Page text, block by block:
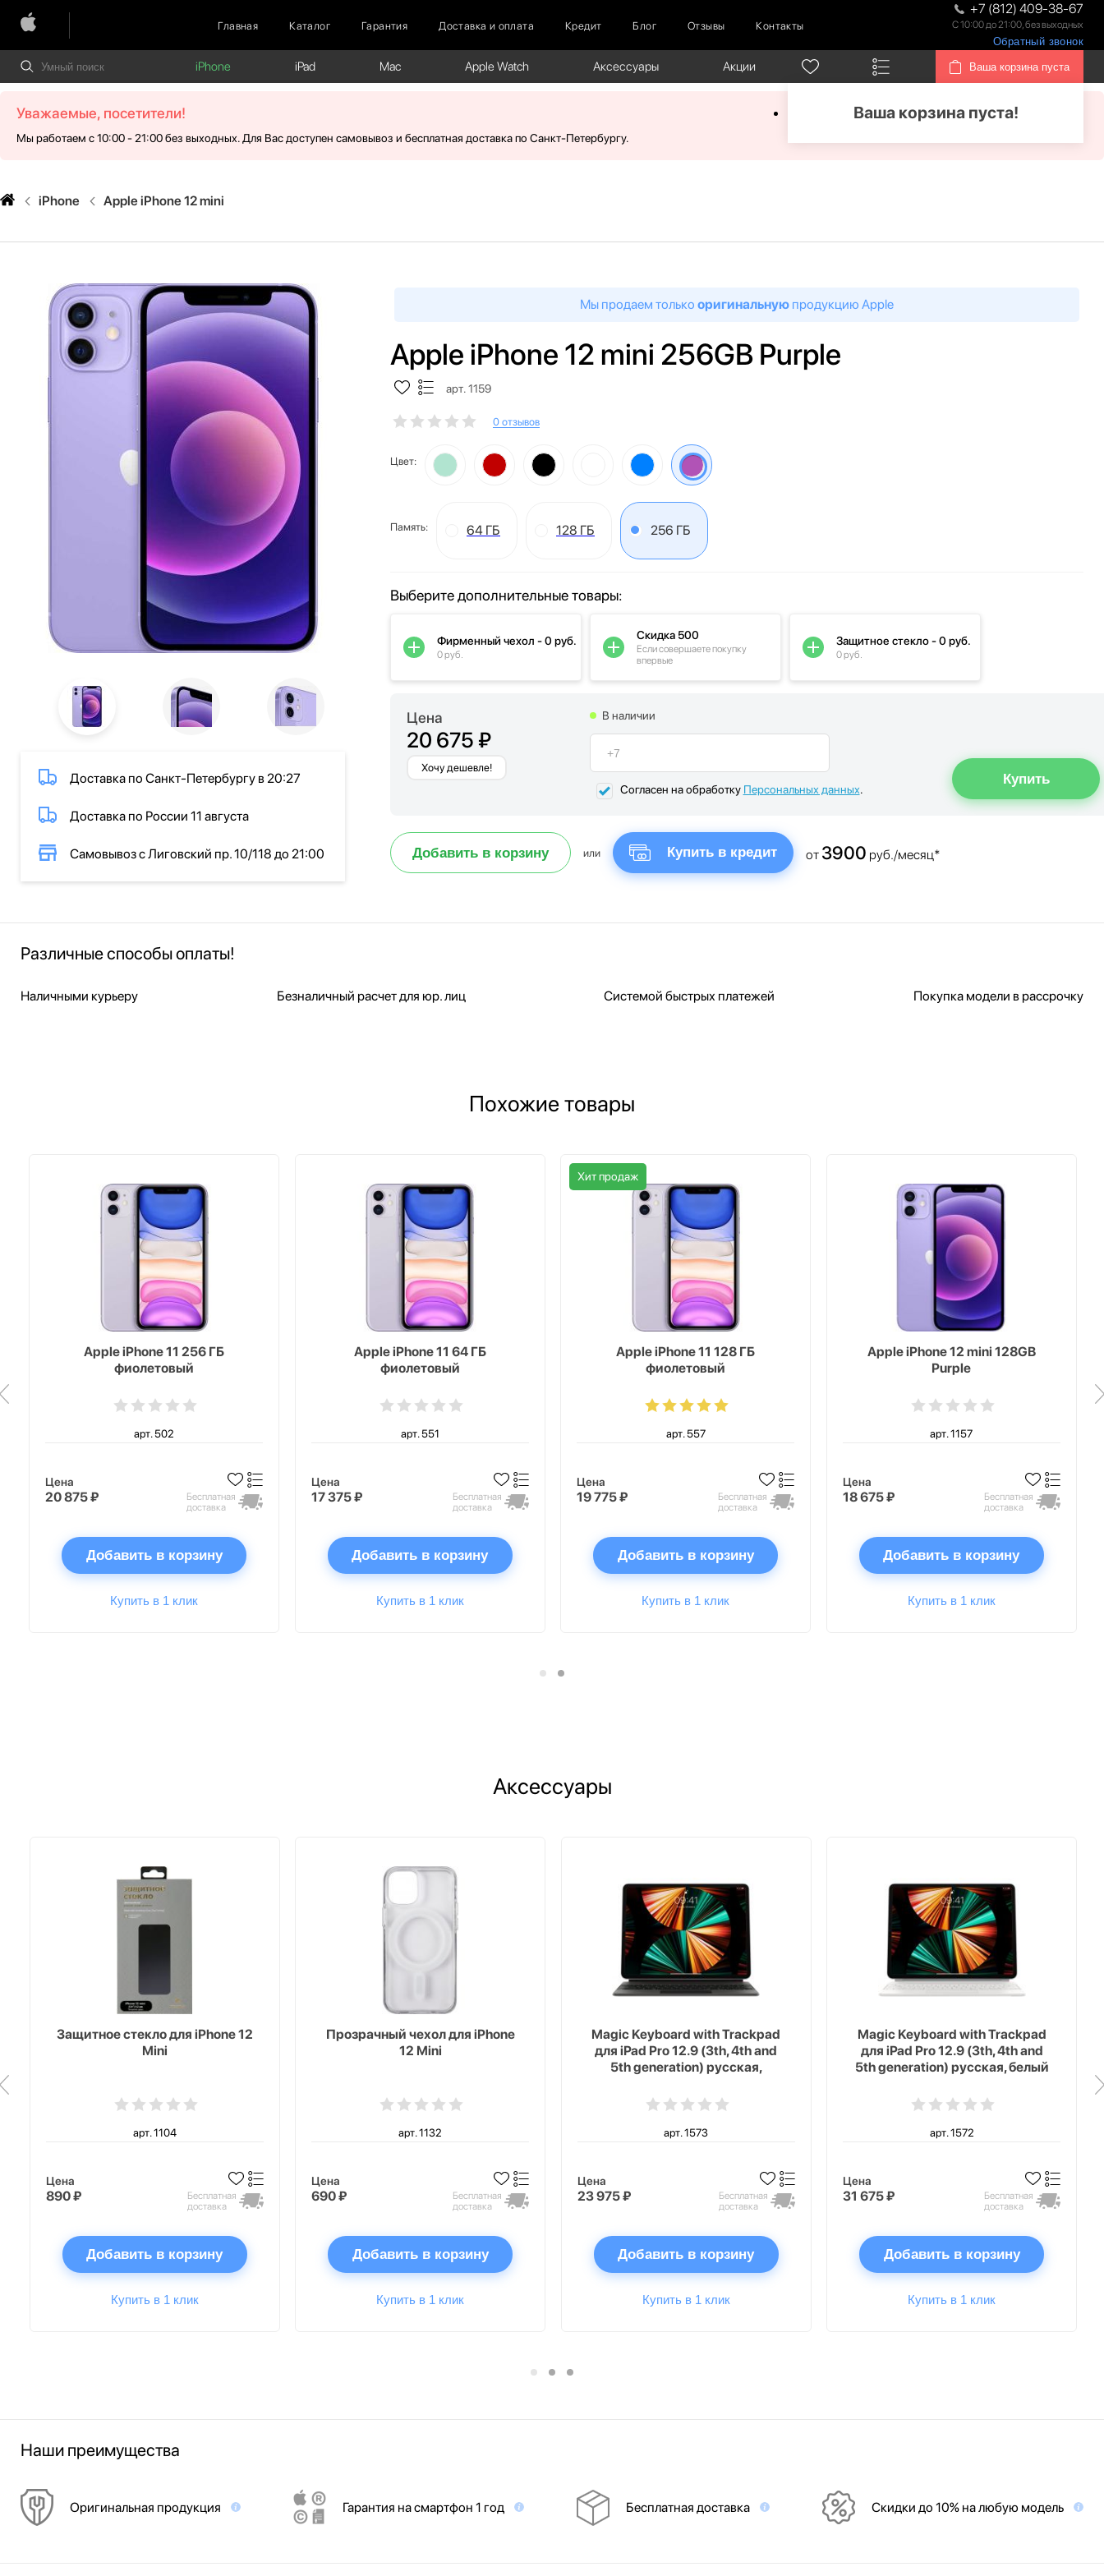
Главная Каталог Гарантия Доставка и оплата Кредит Блог Отзывы Контакты
+7 (812) 409-38-67
С 10:00 до 21:00, без выходных
Обратный звонок
iPhone iPad Mac Apple Watch Аксессуары Акции Ваша корзина пуста
Ваша корзина пуста!
Уважаемые, посетители!
Мы работаем с 10:00 - 21:00 без выходных. Для Вас доступен самовывоз и бесплатная доставка по Санкт-Петербургу.
iPhone Apple iPhone 12 mini
Доставка по Санкт-Петербургу в 20:27
Доставка по России 11 августа
Самовывоз с Лиговский пр. 10/118 до 21:00
Мы продаем только оригинальную продукцию Apple
Apple iPhone 12 mini 256GB Purple
арт. 1159
0 отзывов
Цвет:
Память: 64 ГБ 128 ГБ 256 ГБ
Цена
20 675 ₽
Хочу дешевле!
В наличии
Согласен на обработку Персональных данных.
Добавить в корзину или Купить в кредит от 3900 руб./месяц*
Выберите дополнительные товары:
Фирменный чехол - 0 руб.
0 руб.
Скидка 500
Если совершаете покупку
впервые
Защитное стекло - 0 руб.
0 руб.
Различные способы оплаты!
Наличными курьеру Безналичный расчет для юр. лиц Системой быстрых платежей Покупка модели в рассрочку
Похожие товары
Apple iPhone 11 256 ГБ
фиолетовый
арт. 502
Цена
20 875 ₽
Бесплатная
доставка
Добавить в корзину
Купить в 1 клик
Apple iPhone 11 64 ГБ
фиолетовый
арт. 551
Цена
17 375 ₽
Бесплатная
доставка
Добавить в корзину
Купить в 1 клик
Хит продаж
Apple iPhone 11 128 ГБ
фиолетовый
арт. 557
Цена
19 775 ₽
Бесплатная
доставка
Добавить в корзину
Купить в 1 клик
Apple iPhone 12 mini 128GB
Purple
арт. 1157
Цена
18 675 ₽
Бесплатная
доставка
Добавить в корзину
Купить в 1 клик
Аксессуары
Защитное стекло для iPhone 12
Mini
арт. 1104
Цена
890 ₽
Бесплатная
доставка
Добавить в корзину
Купить в 1 клик
Прозрачный чехол для iPhone
12 Mini
арт. 1132
Цена
690 ₽
Бесплатная
доставка
Добавить в корзину
Купить в 1 клик
Magic Keyboard with Trackpad
для iPad Pro 12.9 (3th, 4th and
5th generation) русская,
арт. 1573
Цена
23 975 ₽
Бесплатная
доставка
Добавить в корзину
Купить в 1 клик
Magic Keyboard with Trackpad
для iPad Pro 12.9 (3th, 4th and
5th generation) русская, белый
арт. 1572
Цена
31 675 ₽
Бесплатная
доставка
Добавить в корзину
Купить в 1 клик
Наши преимущества
Оригинальная продукция Гарантия на смартфон 1 год Бесплатная доставка Скидки до 10% на любую модель